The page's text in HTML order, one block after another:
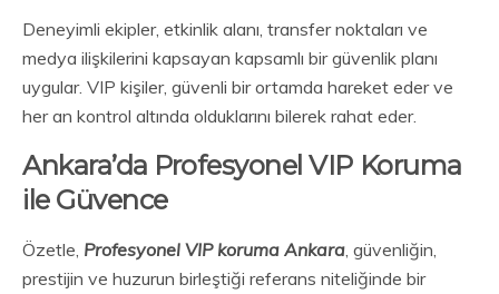
Deneyimli ekipler, etkinlik alanı, transfer noktaları ve
medya ilişkilerini kapsayan kapsamlı bir güvenlik planı
uygular. VIP kişiler, güvenli bir ortamda hareket eder ve
her an kontrol altında olduklarını bilerek rahat eder.
Ankara’da Profesyonel VIP Koruma
ile Güvence
Özetle, Profesyonel VIP koruma Ankara , güvenliğin,
prestijin ve huzurun birleştiği referans niteliğinde bir